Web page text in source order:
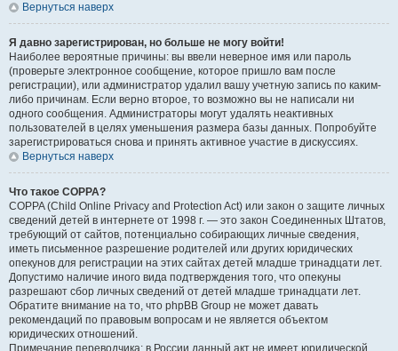
Вернуться наверх
Я давно зарегистрирован, но больше не могу войти!
Наиболее вероятные причины: вы ввели неверное имя или пароль
(проверьте электронное сообщение, которое пришло вам после
регистрации), или администратор удалил вашу учетную запись по каким-
либо причинам. Если верно второе, то возможно вы не написали ни
одного сообщения. Администраторы могут удалять неактивных
пользователей в целях уменьшения размера базы данных. Попробуйте
зарегистрироваться снова и принять активное участие в дискуссиях.
Вернуться наверх
Что такое COPPA?
COPPA (Child Online Privacy and Protection Act) или закон о защите личных
сведений детей в интернете от 1998 г. — это закон Соединенных Штатов,
требующий от сайтов, потенциально собирающих личные сведения,
иметь письменное разрешение родителей или других юридических
опекунов для регистрации на этих сайтах детей младше тринадцати лет.
Допустимо наличие иного вида подтверждения того, что опекуны
разрешают сбор личных сведений от детей младше тринадцати лет.
Обратите внимание на то, что phpBB Group не может давать
рекомендаций по правовым вопросам и не является объектом
юридических отношений.
Примечание переводчика: в России данный акт не имеет юридической